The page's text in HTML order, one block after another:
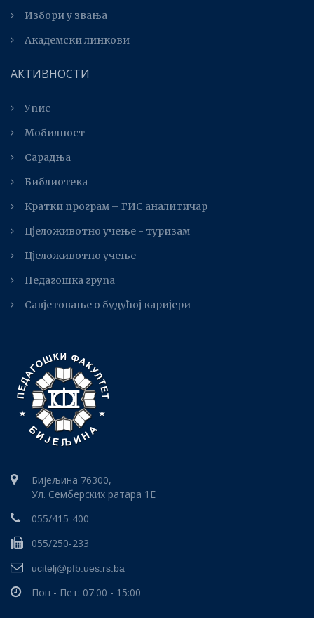
Избори у звања
Академски линкови
АКТИВНОСТИ
Упис
Мобилност
Сарадња
Библиотека
Kратки програм – ГИС аналитичар
Цјеложивотно учење - туризам
Цјеложивотно учење
Педагошка група
Савјетовање о будућој каријери
Бијељина 76300,
Ул. Семберских ратара 1E
055/415-400
055/250-233
ucitelj@pfb.ues.rs.ba
Пон - Пет: 07:00 - 15:00